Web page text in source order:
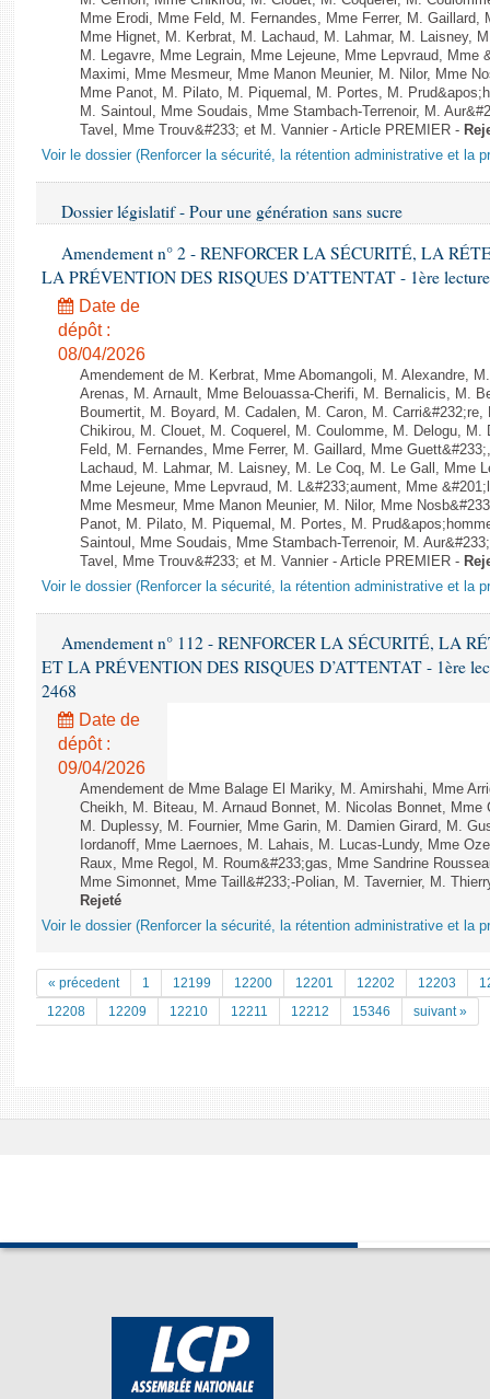
Mme Erodi, Mme Feld, M. Fernandes, Mme Ferrer, M. Gaillard,
Mme Hignet, M. Kerbrat, M. Lachaud, M. Lahmar, M. Laisney,
M. Legavre, Mme Legrain, Mme Lejeune, Mme Lepvraud, Mme
Maximi, Mme Mesmeur, Mme Manon Meunier, M. Nilor, Mme
Mme Panot, M. Pilato, M. Piquemal, M. Portes, M.
M. Saintoul, Mme Soudais, Mme Stambach-Terrenoir, M.
Tavel, Mme Trouv&#233; et M. Vannier - Article PREMIER -
Voir le dossier (Renforcer la sécurité, la rétention administrative et la
Dossier législatif - Pour une génération sans sucre
Amendement n° 2 - RENFORCER LA SÉCURITÉ, LA
LA PRÉVENTION DES RISQUES D’ATTENTAT - 1ère lecture
Date de
dépôt :
08/04/2026
Amendement de M. Kerbrat, Mme Abomangoli, M. Alexandre,
Arenas, M. Arnault, Mme Belouassa-Cherifi, M. Bernalicis, M.
Boumertit, M. Boyard, M. Cadalen, M. Caron, M.
Chikirou, M. Clouet, M. Coquerel, M. Coulomme, M. Delogu, M.
Feld, M. Fernandes, Mme Ferrer, M. Gaillard, Mme
Lachaud, M. Lahmar, M. Laisney, M. Le Coq, M. Le Gall, Mme
Mme Lejeune, Mme Lepvraud, M. L&#233;aument, Mme
Mme Mesmeur, Mme Manon Meunier, M. Nilor, Mme
Panot, M. Pilato, M. Piquemal, M. Portes, M.
Saintoul, Mme Soudais, Mme Stambach-Terrenoir, M.
Tavel, Mme Trouv&#233; et M. Vannier - Article PREMIER -
Voir le dossier (Renforcer la sécurité, la rétention administrative et la
Amendement n° 112 - RENFORCER LA SÉCURITÉ, LA
ET LA PRÉVENTION DES RISQUES D’ATTENTAT - 1ère
2468
Date de
dépôt :
09/04/2026
Amendement de Mme Balage El Mariky, M. Amirshahi, Mme
Cheikh, M. Biteau, M. Arnaud Bonnet, M. Nicolas Bonnet, Mme
M. Duplessy, M. Fournier, Mme Garin, M. Damien Girard, M.
Iordanoff, Mme Laernoes, M. Lahais, M. Lucas-Lundy, Mme
Raux, Mme Regol, M. Roum&#233;gas, Mme Sandrine
Mme Simonnet, Mme Taill&#233;-Polian, M. Tavernier, M.
Rejeté
Voir le dossier (Renforcer la sécurité, la rétention administrative et la
« précedent 1 12199 12200 12201 12202 12203
12208
12209 12210 12211 12212 15346 suivant »